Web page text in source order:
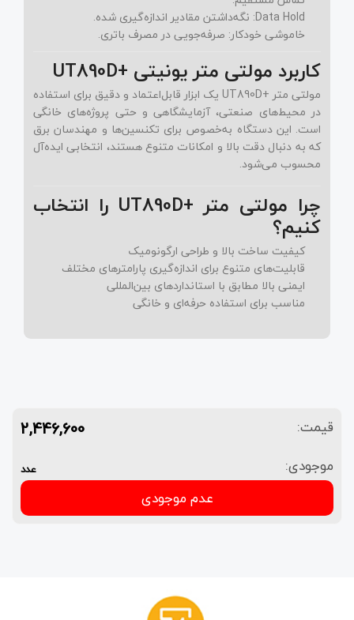
Data Hold: نگه‌داشتن مقادیر اندازه‌گیری شده.
خاموشی خودکار: صرفه‌جویی در مصرف باتری.
کاربرد مولتی‌ متر یونیتی +UT890D
مولتی‌ متر +UT890D یک ابزار قابل‌اعتماد و دقیق برای استفاده
در محیط‌های صنعتی، آزمایشگاهی و حتی پروژه‌های خانگی
است. این دستگاه به‌خصوص برای تکنسین‌ها و مهندسان برق
که به دنبال دقت بالا و امکانات متنوع هستند، انتخابی ایده‌آل
محسوب می‌شود.
چرا مولتی‌ متر +UT890D را انتخاب
کنیم؟
کیفیت ساخت بالا و طراحی ارگونومیک
قابلیت‌های متنوع برای اندازه‌گیری پارامترهای مختلف
ایمنی بالا مطابق با استانداردهای بین‌المللی
مناسب برای استفاده حرفه‌ای و خانگی
قیمت: 2,446,600
موجودی: عدد
عدم موجودی